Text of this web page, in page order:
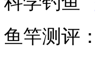
鱼竿测评